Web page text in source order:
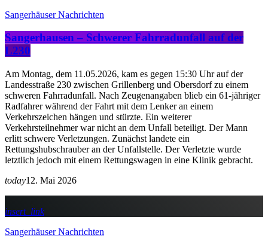
Sangerhäuser Nachrichten
Sangerhausen – Schwerer Fahrradunfall auf der
L230
Am Montag, dem 11.05.2026, kam es gegen 15:30 Uhr auf der
Landesstraße 230 zwischen Grillenberg und Obersdorf zu einem
schweren Fahrradunfall. Nach Zeugenangaben blieb ein 61-jähriger
Radfahrer während der Fahrt mit dem Lenker an einem
Verkehrszeichen hängen und stürzte. Ein weiterer
Verkehrsteilnehmer war nicht an dem Unfall beteiligt. Der Mann
erlitt schwere Verletzungen. Zunächst landete ein
Rettungshubschrauber an der Unfallstelle. Der Verletzte wurde
letztlich jedoch mit einem Rettungswagen in eine Klinik gebracht.
today12. Mai 2026
insert_link
Sangerhäuser Nachrichten